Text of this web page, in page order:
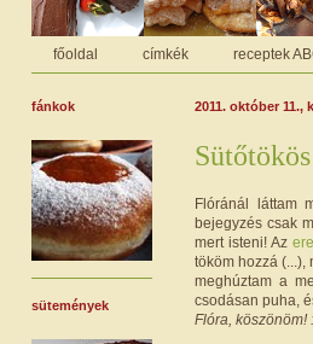
főoldal címkék receptek
2011. október 11.,
Flóránál láttam
bejegyzés csak
mert isteni! Az
tököm hozzá (...),
meghúztam a
csodásan puha,
Flóra, köszönöm!
fánkok
sütemények